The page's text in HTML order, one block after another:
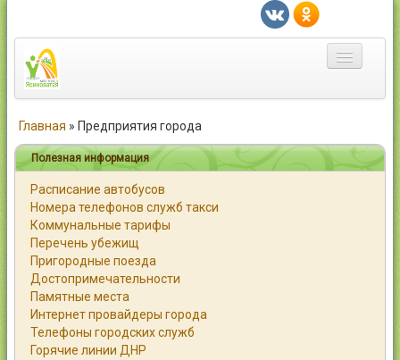
Город
Статьи
Каталог
Справочник
Работа
Объявления
Главная » Предприятия города
Полезная информация
Расписание автобусов
Номера телефонов служб такси
Коммунальные тарифы
Перечень убежищ
Пригородные поезда
Достопримечательности
Памятные места
Интернет провайдеры города
Телефоны городских служб
Горячие линии ДНР